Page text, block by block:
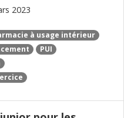
2023
à usage intérieur
PUI